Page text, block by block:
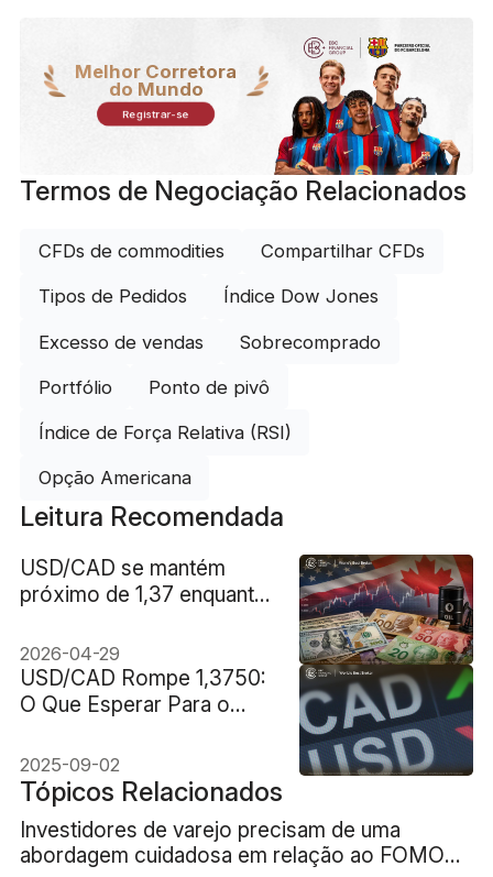
Melhor Corretora
do Mundo
Registrar-se
Termos de Negociação Relacionados
CFDs de commodities Compartilhar CFDs
Tipos de Pedidos Índice Dow Jones
Excesso de vendas Sobrecomprado
Portfólio Ponto de pivô
Índice de Força Relativa (RSI)
Opção Americana
Leitura Recomendada
USD/CAD se mantém
próximo de 1,37 enquanto
contrasta com a cautela
do Fed
2026-04-29
USD/CAD Rompe 1,3750:
O Que Esperar Para o
2025-09-02
Tópicos Relacionados
Investidores de varejo precisam de uma
abordagem cuidadosa em relação ao FOMO